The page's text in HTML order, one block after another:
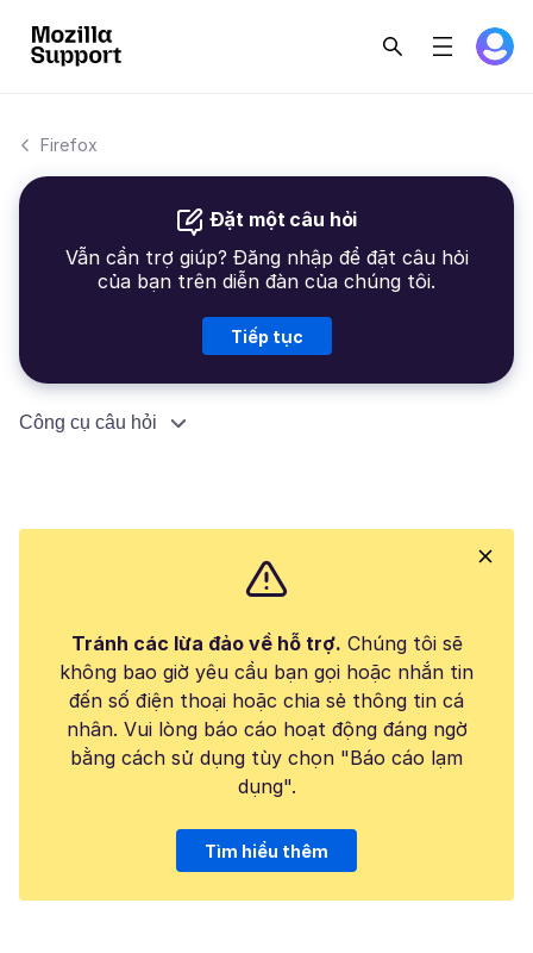
Firefox
Đặt một câu hỏi
Vẫn cần trợ giúp? Đăng nhập để đặt câu hỏi
của bạn trên diễn đàn của chúng tôi.
Tiếp tục
Công cụ câu hỏi
Tránh các lừa đảo về hỗ trợ. Chúng tôi sẽ
không bao giờ yêu cầu bạn gọi hoặc nhắn tin
đến số điện thoại hoặc chia sẻ thông tin cá
nhân. Vui lòng báo cáo hoạt động đáng ngờ
bằng cách sử dụng tùy chọn "Báo cáo lạm
dụng".
Tìm hiểu thêm